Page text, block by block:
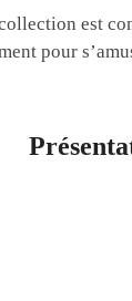
est
pour